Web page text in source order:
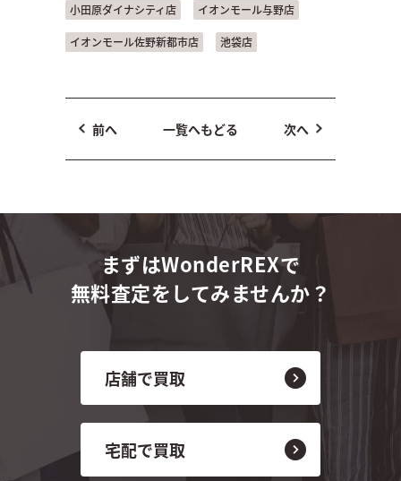
小田原ダイナシティ店 イオンモール与野店
イオンモール佐野新都市店 池袋店
前へ 一覧へもどる 次へ
まずはWonderREXで
無料査定をしてみませんか？
店舗で買取
宅配で買取